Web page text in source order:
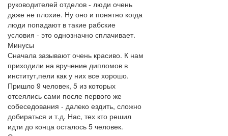
руководителей отделов - люди очень
даже не плохие. Ну оно и понятно когда
люди попадают в такие рабские
условия - это однозначно сплачивает.
Минусы
Сначала зазывают очень красиво. К нам
приходили на вручение дипломов в
институт,пели как у них все хорошо.
Пришло 9 человек, 5 из которых
отсеялись сами после первого же
собеседования - далеко ездить, сложно
добираться и т.д. Нас, тех кто решил
идти до конца осталось 5 человек.